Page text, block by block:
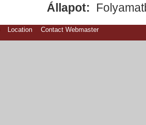
Állapot:
Location Contact Webmaster